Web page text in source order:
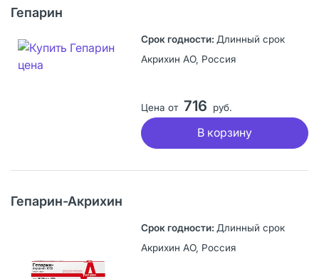
Гепарин
Длинный срок
Акрихин АО, Россия
Цена от 716 руб.
В корзину
Гепарин-Акрихин
Длинный срок
Акрихин АО, Россия